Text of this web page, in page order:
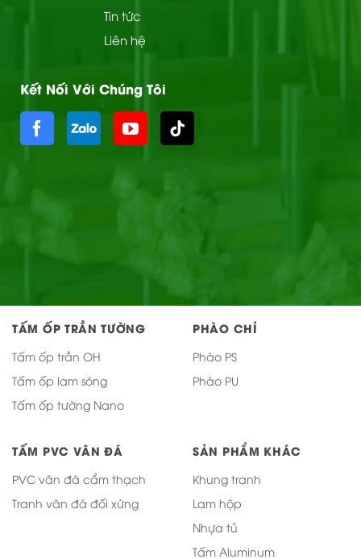
Tin tức
Liên hệ
Kết Nối Với Chúng Tôi
TẤM ỐP TRẦN TƯỜNG
Tấm ốp trần OH
Tấm ốp lam sóng
Tấm ốp tường Nano
PHÀO CHỈ
Phào PS
Phào PU
TẤM PVC VÂN ĐÁ
PVC vân đá cẩm thạch
Tranh vân đá đối xứng
SẢN PHẨM KHÁC
Khung tranh
Lam hộp
Nhựa tủ
Tấm Aluminum